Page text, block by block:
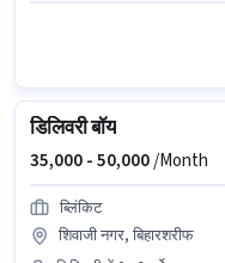
डिलिवरी बॉय
35,000 -50,000/Month
ब्लिंकिट
शिवाजी नगर, बिहारशरीफ